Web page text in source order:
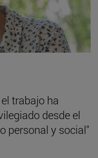
trabajo ha
desde el
personal y social"